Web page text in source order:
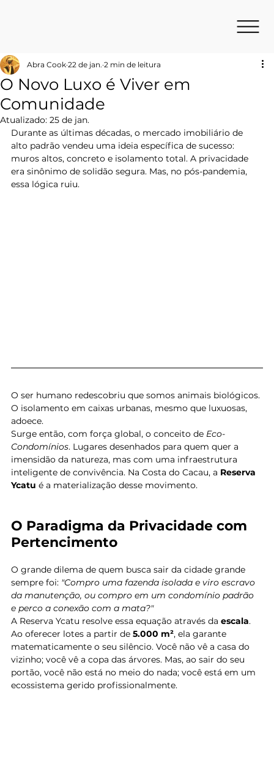
O Novo Luxo é Viver em
Comunidade
Abra Cook 22 de jan. 2 min de leitura
Atualizado: 25 de jan.
Durante as últimas décadas, o mercado imobiliário de
alto padrão vendeu uma ideia específica de sucesso:
muros altos, concreto e isolamento total. A privacidade
era sinônimo de solidão segura. Mas, no pós-pandemia,
essa lógica ruiu.
O ser humano redescobriu que somos animais biológicos.
O isolamento em caixas urbanas, mesmo que luxuosas,
adoece.
Surge então, com força global, o conceito de Eco-
Condomínios. Lugares desenhados para quem quer a
imensidão da natureza, mas com uma infraestrutura
inteligente de convivência. Na Costa do Cacau, a Reserva
Ycatu é a materialização desse movimento.
O Paradigma da Privacidade com
Pertencimento
O grande dilema de quem busca sair da cidade grande
sempre foi: "Compro uma fazenda isolada e viro escravo
da manutenção, ou compro em um condomínio padrão
e perco a conexão com a mata?"
A Reserva Ycatu resolve essa equação através da escala.
Ao oferecer lotes a partir de 5.000 m², ela garante
matematicamente o seu silêncio. Você não vê a casa do
vizinho; você vê a copa das árvores. Mas, ao sair do seu
portão, você não está no meio do nada; você está em um
ecossistema gerido profissionalmente.